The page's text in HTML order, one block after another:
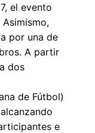
el evento
por una de
A partir
dos
de Fútbol)
e